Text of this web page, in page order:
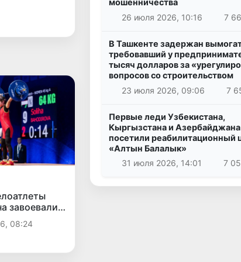
завоевали
на
Азии
08:24
мошенничества
26 июля 2026, 10:16
7
В Ташкенте задержан
требовавший у
тысяч долларов за
вопросов со строительством
23 июля 2026, 09:06
7
Первые леди Узбекистана,
Кыргызстана и Азербайджана
посетили реабилитационный
«Алтын Балалык»
31 июля 2026, 14:01
7